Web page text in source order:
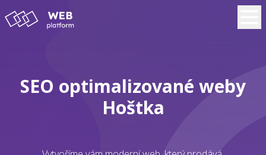
SEO optimalizované weby
Hoštka